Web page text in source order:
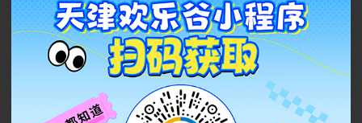
Q&A！
2026.08